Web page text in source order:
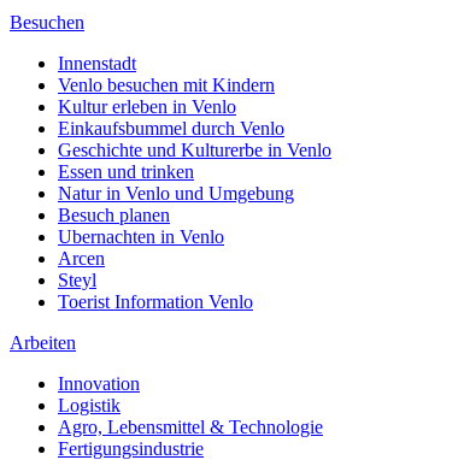
Besuchen
Innenstadt
Venlo besuchen mit Kindern
Kultur erleben in Venlo
Einkaufsbummel durch Venlo
Geschichte und Kulturerbe in Venlo
Essen und trinken
Natur in Venlo und Umgebung
Besuch planen
Ubernachten in Venlo
Arcen
Steyl
Toerist Information Venlo
Arbeiten
Innovation
Logistik
Agro, Lebensmittel & Technologie
Fertigungsindustrie